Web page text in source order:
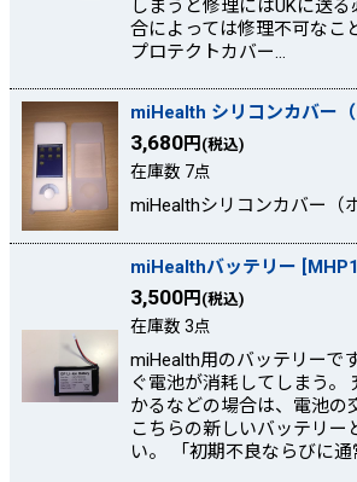
しまうと修理にはUKに送
合によっては修理不可なこ
プロテクトカバー…
miHealth シリコンカバー（
3,680円 (税込)
在庫数 7点
miHealthシリコンカバー（
miHealthバッテリー [
3,500円 (税込)
在庫数 3点
miHealth用のバッテリーで
ぐ電池が消耗してしまう。
かるなどの場合は、電池の
こちらの新しいバッテリー
い。 「初期不良ならびに通